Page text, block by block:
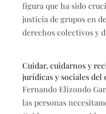
figura que ha sido
justicia de grupos en
derechos colectivos y
Cuidar, cuidarnos y
jurídicas y sociales del
Fernando Elizondo
las personas